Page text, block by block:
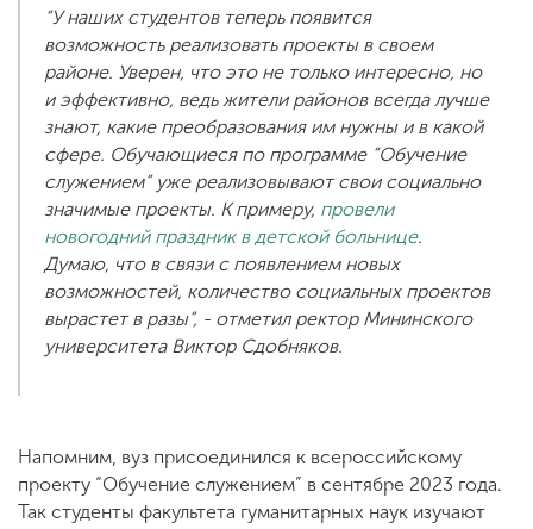
“У наших студентов теперь появится
возможность реализовать проекты в своем
районе. Уверен, что это не только интересно, но
и эффективно, ведь жители районов всегда лучше
знают, какие преобразования им нужны и в какой
сфере. Обучающиеся по программе “Обучение
служением” уже реализовывают свои социально
значимые проекты. К примеру, провели
новогодний праздник в детской больнице.
Думаю, что в связи с появлением новых
возможностей, количество социальных проектов
вырастет в разы”, - отметил ректор Мининского
университета Виктор Сдобняков.
Напомним, вуз присоединился к всероссийскому
проекту “Обучение служением” в сентябре 2023 года.
Так студенты факультета гуманитарных наук изучают